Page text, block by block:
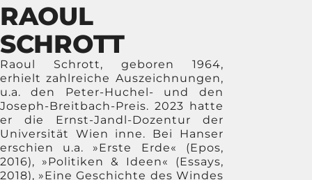
RAOUL
SCHROTT
Raoul Schrott, geboren 1964,
erhielt zahlreiche Auszeichnungen,
u.a. den Peter-Huchel- und den
Joseph-Breitbach-Preis. 2023 hatte
er die Ernst-Jandl-Dozentur der
Universität Wien inne. Bei Hanser
erschien u.a. »Erste Erde« (Epos,
2016), »Politiken & Ideen« (Essays,
2018), »Eine Geschichte des Windes